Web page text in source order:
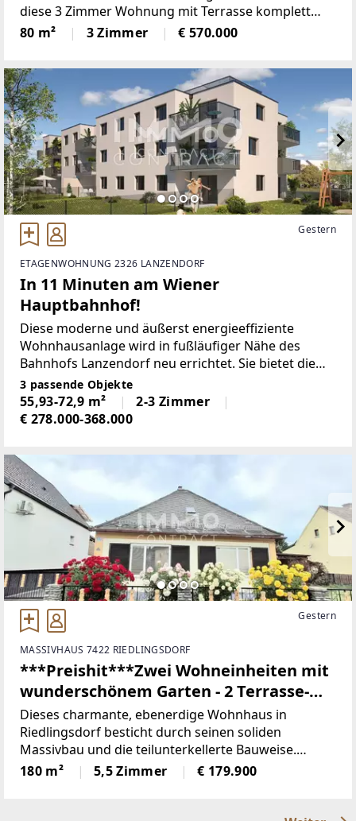
diese 3 Zimmer Wohnung mit Terrasse komplett
umgebaut und hochwertig ausgestattet.Sie können
einziehen und glücklich sein- es wurde an alles
80 m² 3 Zimmer € 570.000
Gestern
ETAGENWOHNUNG 2326 LANZENDORF
In 11 Minuten am Wiener
Hauptbahnhof!
Diese moderne und äußerst energieeffiziente
Wohnhausanlage wird in fußläufiger Nähe des
Bahnhofs Lanzendorf neu errichtet. Sie bietet die
perfekte Kombination aus einer optimalen
Anbindung an das öffentliche Verkehrsnetz und
einer ruhigen, erholsamen
3 passende Objekte
55,93-72,9 m²
2-3 Zimmer
€ 278.000-368.000
Gestern
MASSIVHAUS 7422 RIEDLINGSDORF
***Preishit***Zwei Wohneinheiten mit
wunderschönem Garten - 2 Terrasse-
Ihr Rückzugsort zum Wohlfühlen!
Dieses charmante, ebenerdige Wohnhaus in
Riedlingsdorf besticht durch seinen soliden
Massivbau und die teilunterkellerte Bauweise.
Ursprünglich ein kleines Wohnhaus aus der 1900,
wurde es im Jahr 1971 um einen modernen Zubau
180 m² 5,5 Zimmer € 179.900